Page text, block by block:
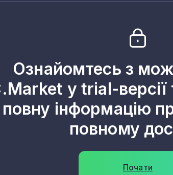
Ознайомтесь з
у trial-версії
повну інформацію
повному
Почати